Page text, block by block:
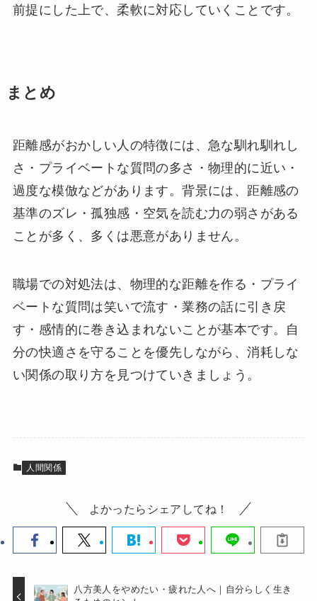
前提にした上で、柔軟に対応していくことです。
まとめ
距離感がおかしい人の特徴には、急な馴れ馴れし
さ・プライベートな質問の多さ・物理的に近い・
過度な模倣などがあります。背景には、距離感の
基準のズレ・孤独感・空気を読む力の弱さがある
ことが多く、多くは悪意がありません。
職場での対処法は、物理的な距離を作る・プライ
ベートな質問は笑いで流す・業務の話に引き戻
す・感情的に巻き込まれないことが基本です。自
分の快適さを守ることを優先しながら、消耗しな
い関係の取り方を見つけていきましょう。
人間関係
よかったらシェアしてね！
八方美人をやめたい・疲れた人へ｜自分らしく生き